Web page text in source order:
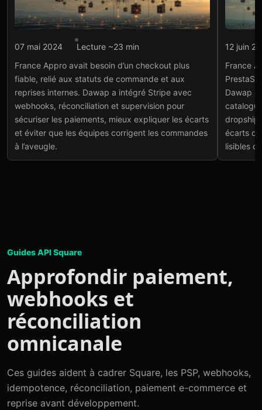
Intégration API
paiement Stripe
Voir le projet→
07 mai 2024
Lecture ~23 min
France Appro avait besoin d’un checkout plus
fiable, relié aux statuts de commande et aux
reprises internes. Dawap a intégré Stripe avec
webhooks, réconciliation et supervision pour
sécuriser les paiements, mieux expliquer les écarts
et éviter que les équipes corrigent les commandes
à l’aveugle.
et
12 juin
France
Dawap a
écarts
lisibles
Guides API Square
Approfondir paiement,
webhooks et
réconciliation
omnicanale
Ces guides aident à cadrer Square, les PSP, webhooks,
idempotence, réconciliation, paiement e-commerce et
reprise avant développement.